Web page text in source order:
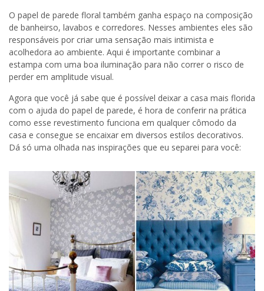
O papel de parede floral também ganha espaço na composição
de banheirso, lavabos e corredores. Nesses ambientes eles são
responsáveis por criar uma sensação mais intimista e
acolhedora ao ambiente. Aqui é importante combinar a
estampa com uma boa iluminação para não correr o risco de
perder em amplitude visual.
Agora que você já sabe que é possível deixar a casa mais florida
com o ajuda do papel de parede, é hora de conferir na prática
como esse revestimento funciona em qualquer cômodo da
casa e consegue se encaixar em diversos estilos decorativos.
Dá só uma olhada nas inspirações que eu separei para você: